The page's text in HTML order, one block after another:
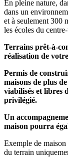
En pleine nature,
dans un
et à seulement 300
les écoles du
Terrains prêt-à-
réalisation de
Permis de
maisons de plus
viabilisés et libres
privilégié.
Un
maison pourra
Exemple de
du terrain